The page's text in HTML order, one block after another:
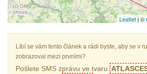
Leaflet | ©
Líbí se vám tento článek a rádi byste, aby se v
zobrazoval mezi prvními?
Pošlete SMS zprávu ve tvaru